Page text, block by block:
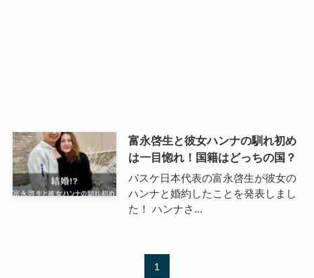
富永啓生と彼女ハンナの馴れ初め
は一目惚れ！国籍はどっちの国？
バスケ日本代表の富永啓生が彼女の
ハンナと婚約したことを発表しまし
た！ ハンナさ...
1